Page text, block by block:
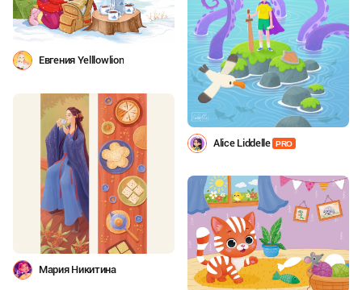
Евгения Yelllowlion
Alice Liddelle PRO
Мария Никитина